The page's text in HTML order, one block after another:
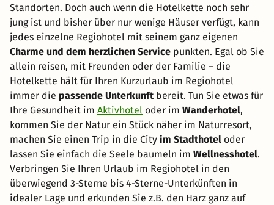
Standorten. Doch auch wenn die Hotelkette noch sehr
jung ist und bisher über nur wenige Häuser verfügt, kann
jedes einzelne Regiohotel mit seinem ganz eigenen
Charme und dem herzlichen Service punkten. Egal ob Sie
allein reisen, mit Freunden oder der Familie – die
Hotelkette hält für Ihren Kurzurlaub im Regiohotel
immer die passende Unterkunftbereit. Tun Sie etwas für
Ihre Gesundheit im Aktivhotel oder im Wanderhotel,
kommen Sie der Natur ein Stück näher im Naturresort,
machen Sie einen Trip in die City im Stadthotel oder
lassen Sie einfach die Seele baumeln im Wellnesshotel.
Verbringen Sie Ihren Urlaub im Regiohotel in den
überwiegend 3-Sterne bis 4-Sterne-Unterkünften in
idealer Lage und erkunden Sie z.B. den Harz ganz auf